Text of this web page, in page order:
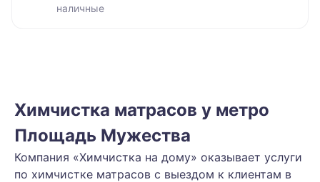
наличные
Химчистка матрасов у метро
Площадь Мужества
Компания «Химчистка на дому» оказывает услуги
по химчистке матрасов с выездом к клиентам в